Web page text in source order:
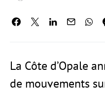
La Côte d’Opale
de mouvements